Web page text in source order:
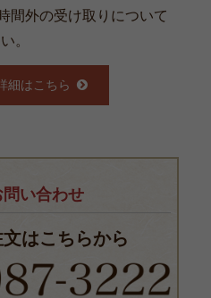
間外の受け取りについて
。
細はこちら
い合わせ
はこちらから